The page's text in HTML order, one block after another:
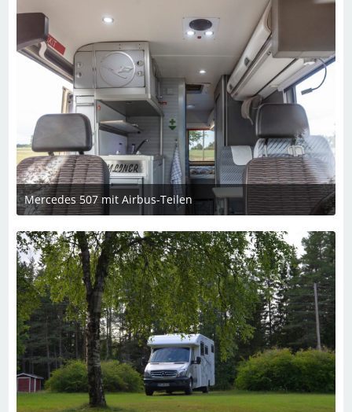
Mercedes 507 mit Airbus-Teilen
26. Februar 2025 um 13:39
1